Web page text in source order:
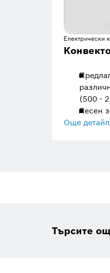
Електрически
(500 -
Лесен
Още
Търсите